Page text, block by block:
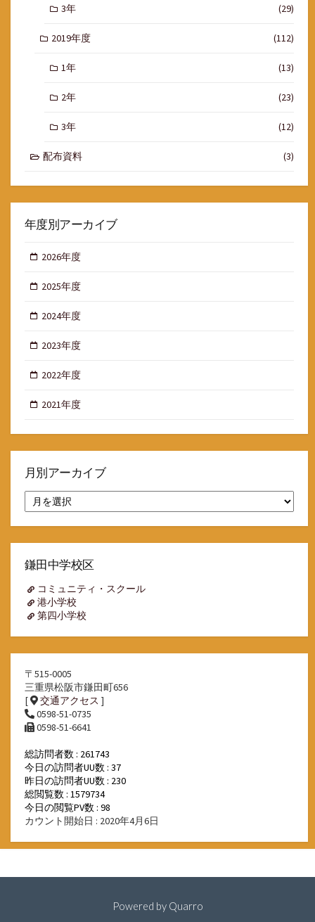
3年 (29)
2019年度 (112)
1年 (13)
2年 (23)
3年 (12)
配布資料 (3)
年度別アーカイブ
2026年度
2025年度
2024年度
2023年度
2022年度
2021年度
月別アーカイブ
別
ア
イ
鎌田中学校区
コミュニティ・スクール
港小学校
第四小学校
〒515-0005
三重県松阪市鎌田町656
[
交通アクセス ]
0598-51-0735
0598-51-6641
総訪問者数 : 261743
今日の訪問者UU数 : 37
昨日の訪問者UU数 : 230
総閲覧数 : 1579734
今日の閲覧PV数 : 98
カウント開始日 : 2020年4月6日
Powered by Quarro